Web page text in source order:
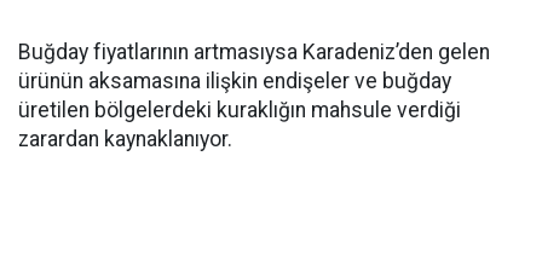
Buğday fiyatlarının artmasıysa Karadeniz’den gelen
ürünün aksamasına ilişkin endişeler ve buğday
üretilen bölgelerdeki kuraklığın mahsule verdiği
zarardan kaynaklanıyor.